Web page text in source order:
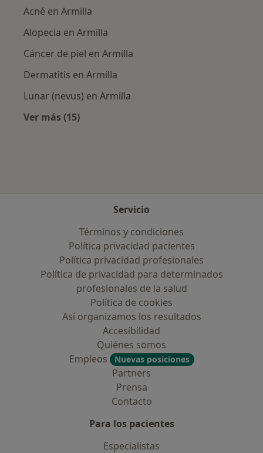
Acné en Armilla
Alopecia en Armilla
Cáncer de piel en Armilla
Dermatitis en Armilla
Lunar (nevus) en Armilla
Ver más (15)
Servicio
Términos y condiciones
Política privacidad pacientes
Política privacidad profesionales
Política de privacidad para determinados
profesionales de la salud
Política de cookies
Así organizamos los resultados
Accesibilidad
Quiénes somos
Empleos
Nuevas posiciones
Partners
Prensa
Contacto
Para los pacientes
Especialistas